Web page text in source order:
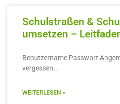
Schulstraßen &
umsetzen –
Benutzername Passwort
vergessen
WEITERLESEN »